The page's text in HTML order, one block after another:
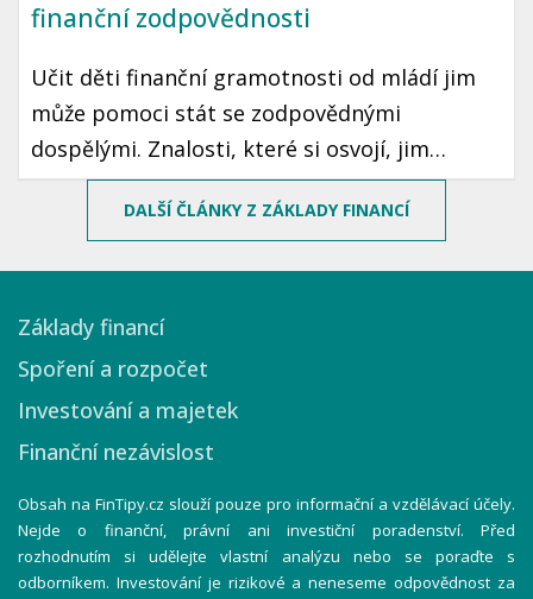
finanční zodpovědnosti
Učit děti finanční gramotnosti od mládí jim
může pomoci stát se zodpovědnými
dospělými. Znalosti, které si osvojí, jim
mohou sloužit po celý život. Prozradíme vám,
jak motivovat děti k šetření peněz pomocí
DALŠÍ ČLÁNKY Z ZÁKLADY FINANCÍ
Základy financí
Spoření a rozpočet
Investování a majetek
Finanční nezávislost
Obsah na FinTipy.cz slouží pouze pro informační a vzdělávací účely.
Nejde o finanční, právní ani investiční poradenství. Před
rozhodnutím si udělejte vlastní analýzu nebo se poraďte s
odborníkem. Investování je rizikové a neneseme odpovědnost za